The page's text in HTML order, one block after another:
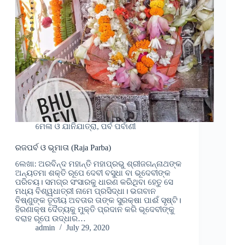
ମେଳା ଓ ଯାନିଯାତ୍ରା, ପର୍ବ ପର୍ବାଣୀ
ରଜପର୍ବ ଓ ଭୂମାତା (Raja Parba)
ଲେଖା: ଅରବିନ୍ଦ ମହାନ୍ତି ମହାପ୍ରଭୁ ଶ୍ରୀଜଗନ୍ନାଥଙ୍କ
ଅନ୍ୟତମା ଶକ୍ତି ରୂପେ ଦେବୀ ବସୁଧା ବା ଭୂଦେବୀଙ୍କ
ପରିଚୟ। ସମଗ୍ର ସଂସାରକୁ ଧାରଣ କରିଥିବା ହେତୁ ସେ
ମଧ୍ୟ ବିଶ୍ୱଧାତ୍ରୀ ନାମେ ପ୍ରସିଦ୍ଧା। ଭଗବାନ
ବିଷ୍ଣୁଙ୍କ ତୃତୀୟ ଅବତାର ତାଙ୍କ ସୁରକ୍ଷା ପାଈଁ ସୃଷ୍ଟି।
ହିରଣାକ୍ଷ ଦୈତ୍ୟକୁ ମୁକ୍ତି ପ୍ରଦାନ କରି ଭୂଦେବୀଙ୍କୁ
ବରାହ ରୂପେ ଉଦ୍ଧାର…
admin
July 29, 2020